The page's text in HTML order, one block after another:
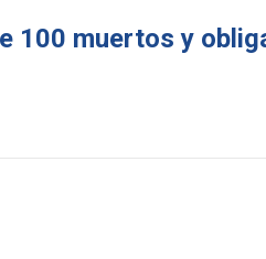
100 muertos y